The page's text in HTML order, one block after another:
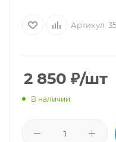
Артикул:
2 850 ₽/шт
В наличии